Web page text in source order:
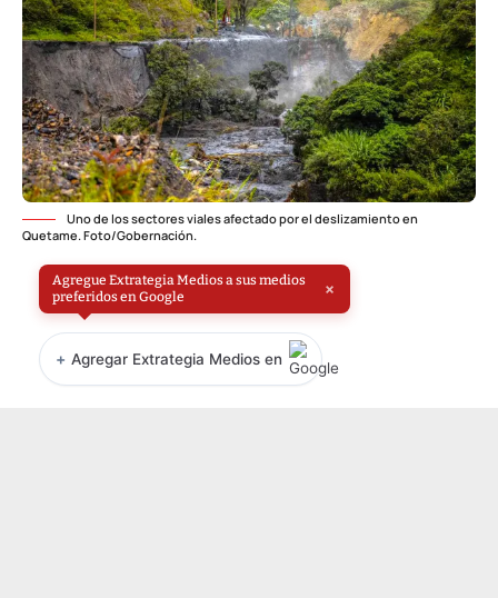
Uno de los sectores viales afectado por el deslizamiento en
Quetame. Foto/Gobernación.
Agregue Extrategia Medios a sus medios
preferidos en Google
×
+ Agregar Extrategia Medios en